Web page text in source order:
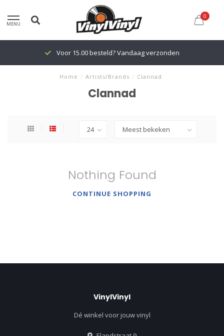
MENU
0
Voor 15.00 besteld? Vandaag verzonden
Home / Artists/Brands / Clannad
Clannad
Nothing Found
CONTINUE SHOPPING
VinylVinyl
Dé winkel voor jouw vinyl